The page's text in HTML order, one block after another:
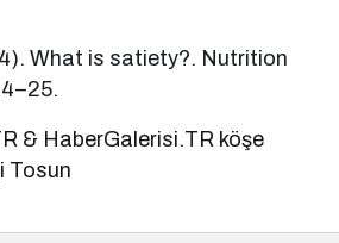
What is satiety?. Nutrition
& HaberGalerisi.TR köşe
Tosun